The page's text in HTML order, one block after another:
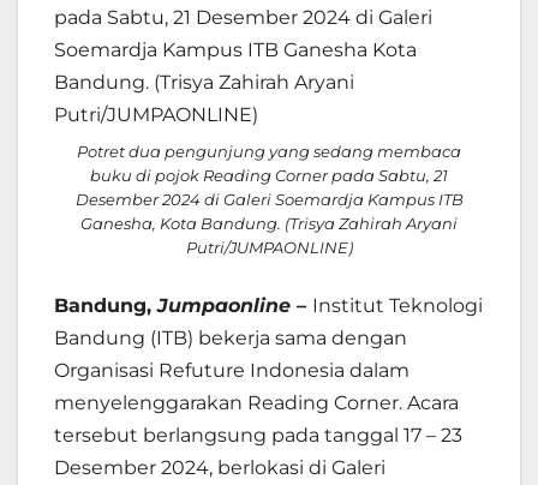
Potret dua pengunjung yang sedang membaca
buku di pojok Reading Corner pada Sabtu, 21
Desember 2024 di Galeri Soemardja Kampus ITB
Ganesha, Kota Bandung. (Trisya Zahirah Aryani
Putri/JUMPAONLINE)
Bandung,Jumpaonline – Institut Teknologi
Bandung (ITB) bekerja sama dengan
Organisasi Refuture Indonesia dalam
menyelenggarakan Reading Corner. Acara
tersebut berlangsung pada tanggal 17 – 23
Desember 2024, berlokasi di Galeri